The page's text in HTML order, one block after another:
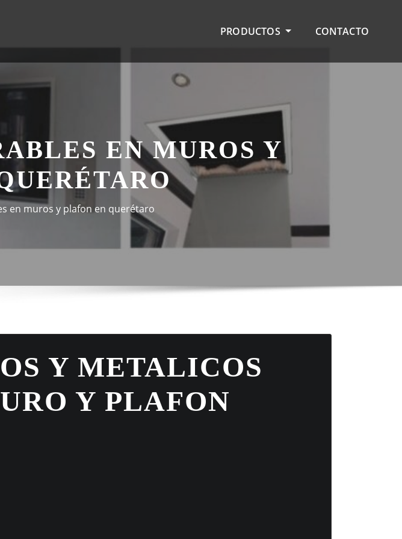
PRODUCTOS CONTACTO
EN MUROS Y
en muros y plafon en querétaro
Y METALICOS
Y PLAFON